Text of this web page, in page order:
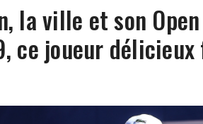
la ville et son
ce joueur